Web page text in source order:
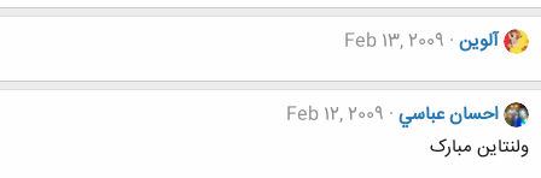
آلوین Feb 13, 2009
احسان عباسي Feb 12, 2009
ولنتاین مبارک